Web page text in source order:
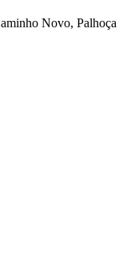
Novo,